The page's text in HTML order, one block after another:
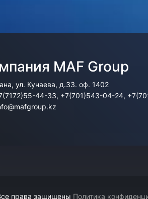
MAF Group
ул. Кунаева, д.33. оф. 1402
44-33, +7(701)543-04-24,
права защищены Политика